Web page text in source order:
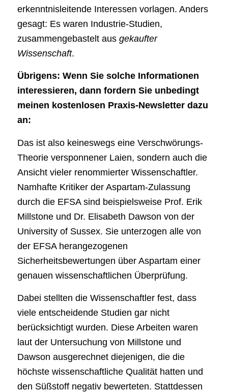
erkenntnisleitende Interessen vorlagen. Anders
gesagt: Es waren Industrie-Studien,
zusammengebastelt aus gekaufter
Wissenschaft.
Übrigens: Wenn Sie solche Informationen
interessieren, dann fordern Sie unbedingt
meinen kostenlosen Praxis-Newsletter dazu
an:
Das ist also keineswegs eine Verschwörungs-
Theorie versponnener Laien, sondern auch die
Ansicht vieler renommierter Wissenschaftler.
Namhafte Kritiker der Aspartam-Zulassung
durch die EFSA sind beispielsweise Prof. Erik
Millstone und Dr. Elisabeth Dawson von der
University of Sussex. Sie unterzogen alle von
der EFSA herangezogenen
Sicherheitsbewertungen über Aspartam einer
genauen wissenschaftlichen Überprüfung.
Dabei stellten die Wissenschaftler fest, dass
viele entscheidende Studien gar nicht
berücksichtigt wurden. Diese Arbeiten waren
laut der Untersuchung von Millstone und
Dawson ausgerechnet diejenigen, die die
höchste wissenschaftliche Qualität hatten und
den Süßstoff negativ bewerteten. Stattdessen